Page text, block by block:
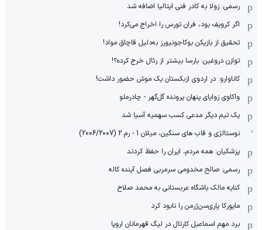
رسمی: زولا به کادر فنی ایتالیا اضافه شد
اگر کرویف بود، فران تورس را اخراج می‌کرد!
تحقیق از بازیکن بوکاجونیورز به‌دلیل قاچاق مواد!
توازن دروغین: بارسا بیشتر از رئال خرج کرده؟!
کاناوارو: در اردوی ازبکستان یک موش حضور داشت!
واکاوی زوایای پنهان پرونده گل‌گهر - چادرملو
یک تیم دیگر مدعی کسب سهمیه آسیا شد
نوستالژی و قاب های سنگین، میلان 1 - رم 2 (2006/2007)
پزشکیان: همه مردم، ایران را حفظ کردند
رسمی: صالح مخدومی سرمربی فصل آینده کاله
کنایه مالک باشگاه عربستانی به محمد صلاح
مایورکا پاری‌سن‌ژرمن را نابود کرد
برد مهم اسماعیل کارتال در لیگ قهرمانان اروپا